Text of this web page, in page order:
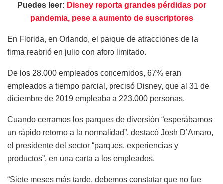
Puedes leer: Disney reporta grandes pérdidas por
pandemia, pese a aumento de suscriptores
En Florida, en Orlando, el parque de atracciones de la
firma reabrió en julio con aforo limitado.
De los 28.000 empleados concernidos, 67% eran
empleados a tiempo parcial, precisó Disney, que al 31 de
diciembre de 2019 empleaba a 223.000 personas.
Cuando cerramos los parques de diversión “esperábamos
un rápido retorno a la normalidad”, destacó Josh D’Amaro,
el presidente del sector “parques, experiencias y
productos”, en una carta a los empleados.
“Siete meses más tarde, debemos constatar que no fue